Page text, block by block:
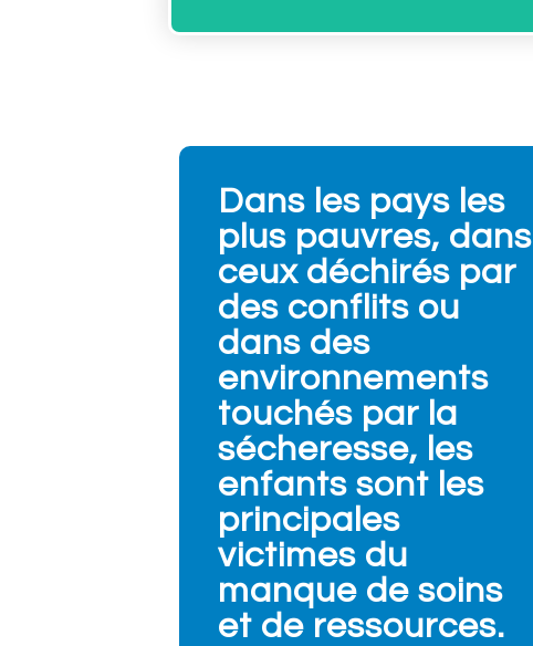
Dans les pays les
plus pauvres, dans
ceux déchirés par
des conflits ou
dans des
environnements
touchés par la
sécheresse, les
enfants sont les
principales
victimes du
manque de soins
et de ressources.